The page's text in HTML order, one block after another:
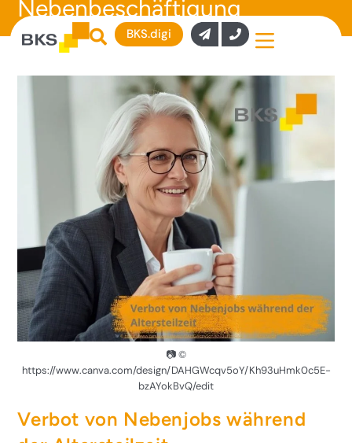
BKS.digi
Nebenbeschäftigung
📷 ©
https://www.canva.com/design/DAHGWcqv5oY/Kh93uHmk0c5E-
bzAYokBvQ/edit
Verbot von Nebenjobs während